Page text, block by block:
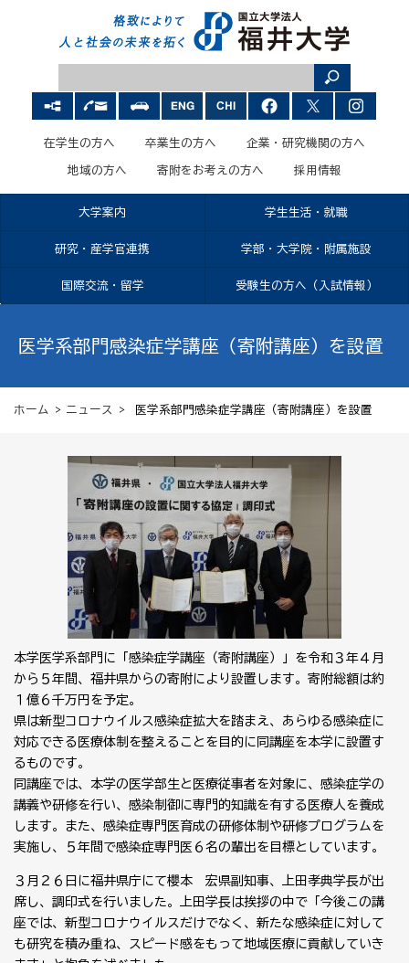
在学生の方へ 卒業生の方へ 企業・研究機関の方へ
地域の方へ 寄附をお考えの方へ 採用情報
大学案内 学生生活・就職
研究・産学官連携 学部・大学院・附属施設
国際交流・留学 受験生の方へ（入試情報）
医学系部門感染症学講座（寄附講座）を設置
ホーム > ニュース > 医学系部門感染症学講座（寄附講座）を設置
本学医学系部門に「感染症学講座（寄附講座）」を令和３年４月
から５年間、福井県からの寄附により設置します。寄附総額は約
１億６千万円を予定。
県は新型コロナウイルス感染症拡大を踏まえ、あらゆる感染症に
対応できる医療体制を整えることを目的に同講座を本学に設置す
るものです。
同講座では、本学の医学部生と医療従事者を対象に、感染症学の
講義や研修を行い、感染制御に専門的知識を有する医療人を養成
します。また、感染症専門医育成の研修体制や研修プログラムを
実施し、５年間で感染症専門医６名の輩出を目標としています。
３月２６日に福井県庁にて櫻本 宏県副知事、上田孝典学長が出
席し、調印式を行いました。上田学長は挨拶の中で「今後この講
座では、新型コロナウイルスだけでなく、新たな感染症に対して
も研究を積み重ね、スピード感をもって地域医療に貢献していき